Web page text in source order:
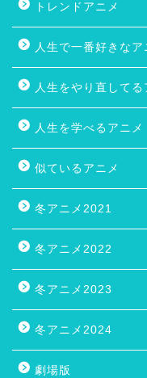
トレンドアニメ
人生で一番好きなア
人生をやり直してる
人生を学べるアニメ
似ているアニメ
冬アニメ2021
冬アニメ2022
冬アニメ2023
冬アニメ2024
劇場版